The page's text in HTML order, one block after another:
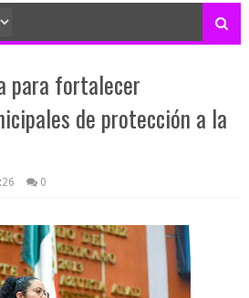
para fortalecer
de protección a la
0